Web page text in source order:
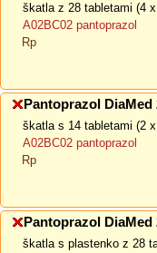
škatla z 28 tabletami (4
A02BC02 pantoprazol
Rp
Pantoprazol
škatla s 14 tabletami (2
A02BC02 pantoprazol
Rp
Pantoprazol
škatla s plastenko z 28